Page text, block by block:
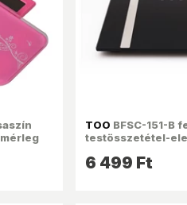
TOO BFSC-151-B
testösszetétel-
6 499 Ft